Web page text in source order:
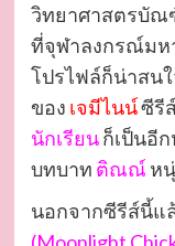
วิทยาศาสตรบัณ
ที่จุฬาลงกรณ์มห
โปรไฟล์ก็น่าสน
ของ เจมีไนน์ซีรี
นักเรียนก็เป็นอีก
บทบาท ติณณ์ ห
นอกจากซีรีส์นี้แ